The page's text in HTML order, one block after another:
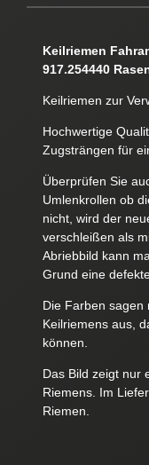
Keilriemen
917.254440
Keilriemen zur
Hochwertige
Zugsträngen für
Überprüfen Sie
Umlenkrollen ob
nicht, wird der
verschleißen als
Abriebbild kann
Grund eine
Die Farben sagen
Keilriemens aus,
können.
Das Bild zeigt nur
Riemens. Im
Riemen.